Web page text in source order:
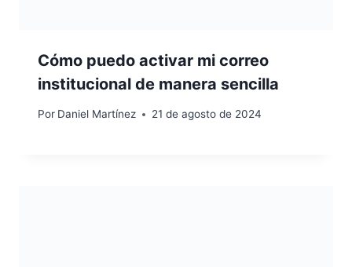
Cómo puedo activar mi correo
institucional de manera sencilla
Por Daniel Martínez 21 de agosto de 2024